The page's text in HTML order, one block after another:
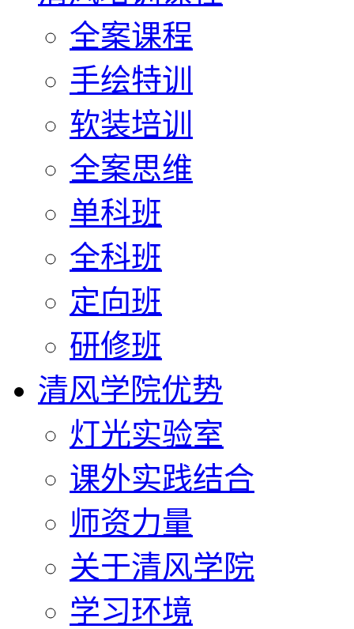
全案课程
手绘特训
软装培训
全案思维
单科班
全科班
定向班
研修班
清风学院优势
灯光实验室
课外实践结合
师资力量
关于清风学院
学习环境